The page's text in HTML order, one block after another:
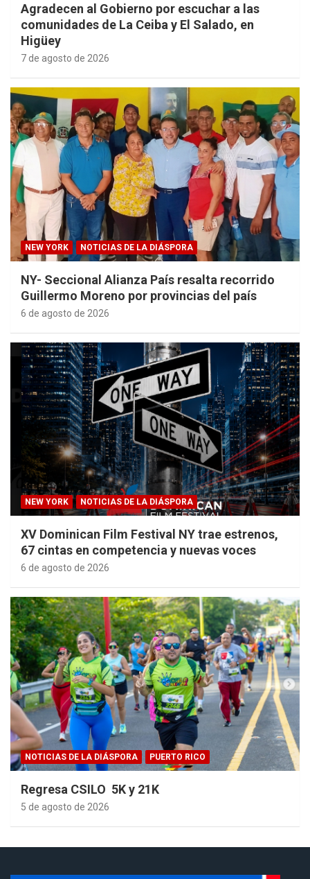
Agradecen al Gobierno por escuchar a las
comunidades de La Ceiba y El Salado, en
Higüey
7 de agosto de 2026
NEW YORK NOTICIAS DE LA DIÁSPORA
NY- Seccional Alianza País resalta recorrido
Guillermo Moreno por provincias del país
6 de agosto de 2026
NEW YORK NOTICIAS DE LA DIÁSPORA
XV Dominican Film Festival NY trae estrenos,
67 cintas en competencia y nuevas voces
6 de agosto de 2026
NOTICIAS DE LA DIÁSPORA PUERTO RICO
Regresa CSILO 5K y 21K
5 de agosto de 2026